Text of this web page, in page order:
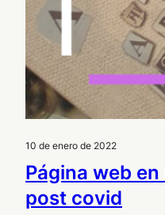
10 de enero de 2022
Página web
post covid